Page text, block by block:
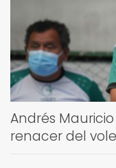
Andrés
renacer del